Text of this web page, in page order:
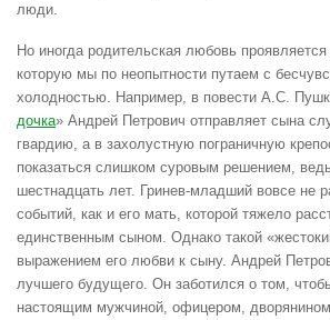
люди.
Но иногда родительская любовь проявляется
которую мы по неопытности путаем с
холодностью. Например, в повести А.С.
дочка» Андрей Петрович отправляет сына
гвардию, а в захолустную пограничную
показаться слишком суровым решением,
шестнадцать лет. Гринев-младший вовсе не
событий, как и его мать, которой тяжело
единственным сыном. Однако такой
выражением его любви к сыну. Андрей
лучшего будущего. Он заботился о том,
настоящим мужчиной, офицером,